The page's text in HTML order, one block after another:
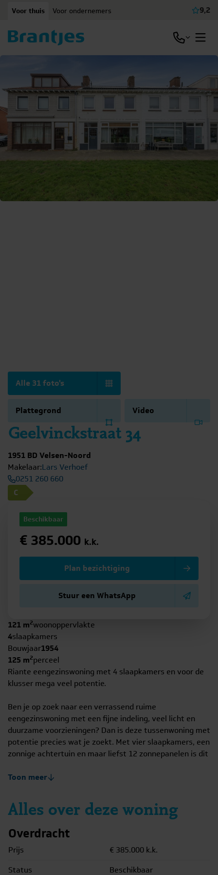
Voor thuis Voor ondernemers 9,2
Open /
Geelvinckstraat 34
1951 BD Velsen-Noord
Makelaar:Lars Verhoef
0251 260 660
C
Alle 31 foto's
Plattegrond Video
Beschikbaar
€ 385.000 k.k.
Plan bezichtiging
Stuur een WhatsApp
121 m2woonoppervlakte
4slaapkamers
Bouwjaar1954
125 m2perceel
Riante eengezinswoning met 4 slaapkamers en voor de
klusser mega veel potentie.
Ben je op zoek naar een verrassend ruime
eengezinswoning met een fijne indeling, veel licht en
duurzame voorzieningen? Dan is deze tussenwoning met
potentie precies wat je zoekt. Met vier slaapkamers, een
zonnige achtertuin en maar liefst 12 zonnepanelen is dit
Velsen-Noord aan een groenstrook. Heb jij een stel
Via de entree kom je binnen in de hal met toilet en
sfeervolle woonkamer. Dankzij de grote raampartijen
valt het daglicht prettig naar binnen en ontstaat er een
zithoek en royale eethoek kunt creëren. De keuken sluit
Toon meer
Alles over deze woning
Overdracht
Prijs € 385.000 k.k.
Status
Beschikbaar